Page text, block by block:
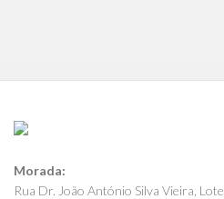
Morada:
Rua Dr. João António Silva Vieira,